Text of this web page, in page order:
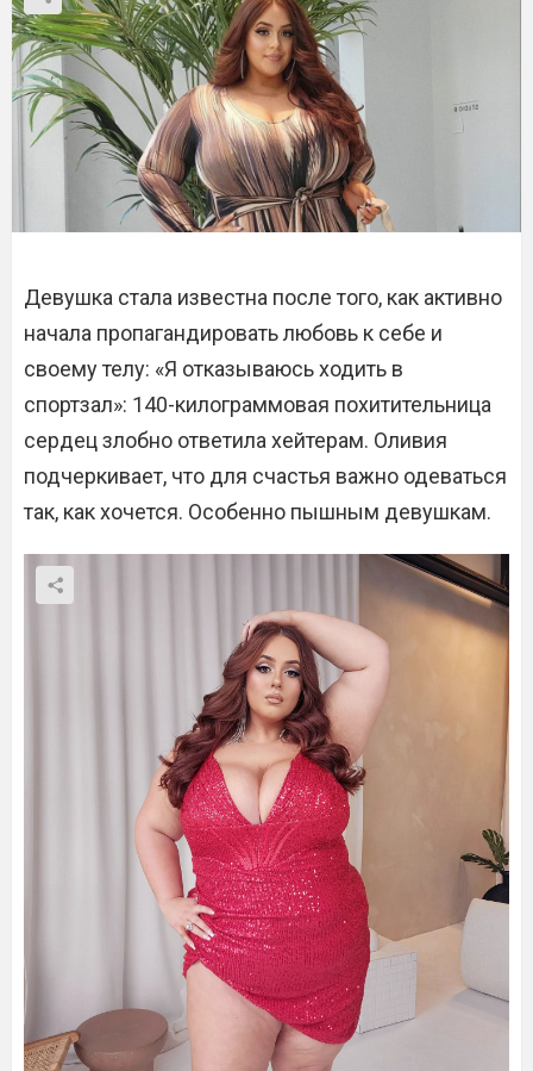
Девушка стала известна после того, как активно
начала пропагандировать любовь к себе и
своему телу: «Я отказываюсь ходить в
спортзал»: 140-килограммовая похитительница
сердец злобно ответила хейтерам. Оливия
подчеркивает, что для счастья важно одеваться
так, как хочется. Особенно пышным девушкам.